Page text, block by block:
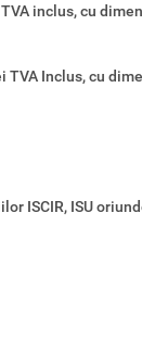
inclus, cu
TVA Inclus, cu
ISCIR, ISU